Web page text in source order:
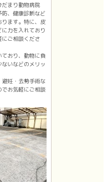
だまり動物病院
、健康診断など
ます。特に、皮
力を入れており
ご相談くださ
おり、動物に負
いなどのメリッ
妊・去勢手術な
でお気軽にご相談